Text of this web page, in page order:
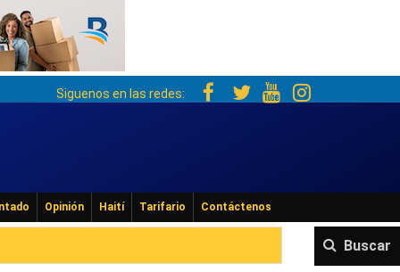
Siguenos en las redes:
Opinión Haití Tarifario Contáctenos
Buscar